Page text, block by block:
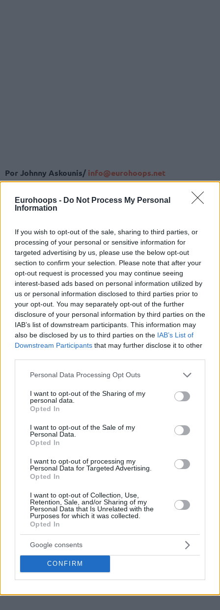
Eurohoops - Do Not Process My Personal
Information
If you wish to opt-out of the sale, sharing to third parties, or
processing of your personal or sensitive information for
targeted advertising by us, please use the below opt-out
section to confirm your selection. Please note that after your
opt-out request is processed you may continue seeing
interest-based ads based on personal information utilized by
us or personal information disclosed to third parties prior to
your opt-out. You may separately opt-out of the further
disclosure of your personal information by third parties on the
IAB’s list of downstream participants. This information may
also be disclosed by us to third parties on the IAB’s List of
Downstream Participants that may further disclose it to other
Please note that this website/app uses one or more Google
not limited to your visit or usage behaviour. You may click to
grant or deny consent to Google and its third-party tags to
use your data for below specified purposes in below Google
consent section.
Personal Data Processing Opt Outs
I want to opt-out of the Sharing of my
personal data.
Opted In
I want to opt-out of the Sale of my
Personal Data.
Opted In
I want to opt-out of processing my
Personal Data for Targeted Advertising.
Opted In
I want to opt-out of Collection, Use,
Retention, Sale, and/or Sharing of my
Personal Data that Is Unrelated with the
Purposes for which it was collected.
Opted In
Google consents
CONFIRM
Por Johnny Askounis/ info@eurohoops.net
CSKA ha emprendido acciones legales en relación a la
decisión de Euroleague Basketball de retirar su participación
“ElCSKA, de hecho, apeló ante el tribunal de Luxemburgo,
donde está registrada la empresa ECA, que gestiona la
Euroliga”, explicó el presidente del equipo, Andrey Vatutin.
“Cuestionamos la decisión de su Junta Directiva de sacar a
nuestro club del torneo a pesar de la condición de accionista
y titular de una licencia “A”. Creemos que la decisión se
tomó sin fundamento legal”, reiteró.
El equipo de Moscú no espera que finalmente se le conceda
la participación en la próxima temporada de la principal
competición continental de clubes de Europa, pero clarificar
la situación a nivel legal es importante, como señaló
“No nos hacemos ilusiones sobre una hipotética
decisión del tribunal llevará algún tiempo. Es importante
para nosotros obtener una evaluación legal, sea lo que sea”,
estemos en él nos priva de una parte importante de
nuestros ingresos. De hecho, nos vemos privados de la
creación y gestión participamos directamente”.
Confirmando las informaciones del medio griego Gazzetta,
Vatutin discutió la presentación de la denuncia y la espera
del veredicto del tribunal de Luxemburgo para considerar
posibles acciones legales futuras.